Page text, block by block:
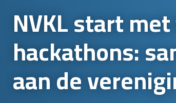
NVKL start
hackathons:
aan de